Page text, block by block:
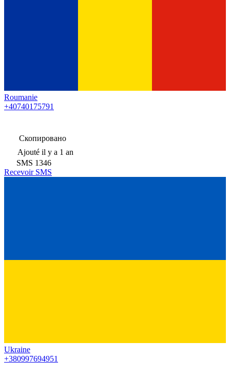
Roumanie
+40740175791
Скопировано
Ajouté il y a 1 an
SMS 1346
Recevoir SMS
Ukraine
+380997694951